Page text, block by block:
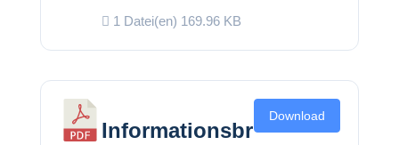
1 Datei(en) 169.96 KB
Informationsbr
Download